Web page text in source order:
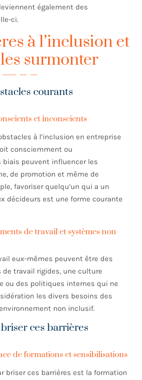
également des
ci.
à l’inclusion et
surmonter
courants
et inconscients
à l’inclusion en entreprise
consciemment ou
peuvent influencer les
de promotion et même de
favoriser quelqu’un qui a un
décideurs est une forme courante
de travail et systèmes non
eux-mêmes peuvent être des
de travail rigides, une culture
ou des politiques internes qui ne
les divers besoins des
non inclusif.
ces barrières
de formations et sensibilisations
briser ces barrières est la formation